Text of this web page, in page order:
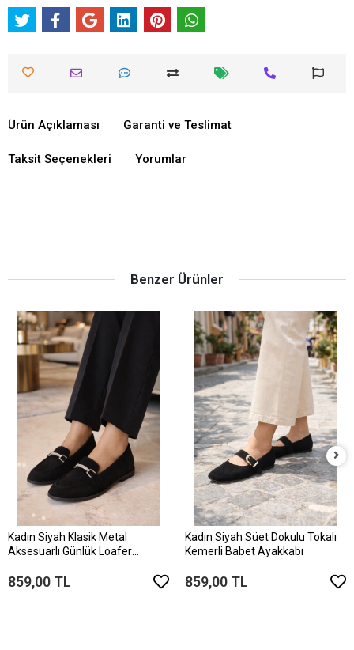
Ürün Açıklaması Garanti ve Teslimat
Taksit Seçenekleri Yorumlar
Benzer Ürünler
Kadın Siyah Klasik Metal
Aksesuarlı Günlük Loafer
859,00 TL
Kadın Siyah Süet Dokulu Tokalı
Kemerli Babet Ayakkabı
859,00 TL